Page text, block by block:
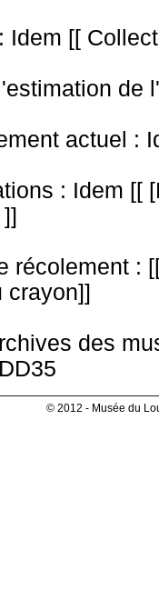
Idem [[
de
actuel :
: Idem [[
récolement :
crayon]]
des
© 2012 - Musée du